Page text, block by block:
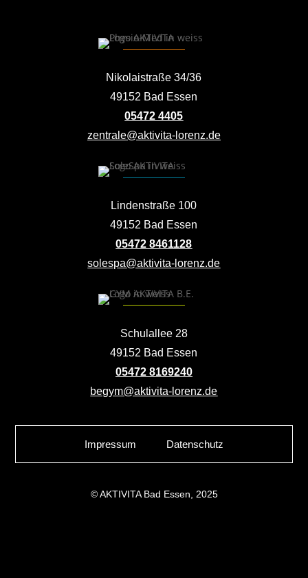
Nikolaistraße 34/36
49152 Bad Essen
05472 4405
zentrale@aktivita-lorenz.de
Lindenstraße 100
49152 Bad Essen
05472 8461128
solespa@aktivita-lorenz.de
Schulallee 28
49152 Bad Essen
05472 8169240
begym@aktivita-lorenz.de
Impressum Datenschutz
© AKTIVITA Bad Essen, 2025